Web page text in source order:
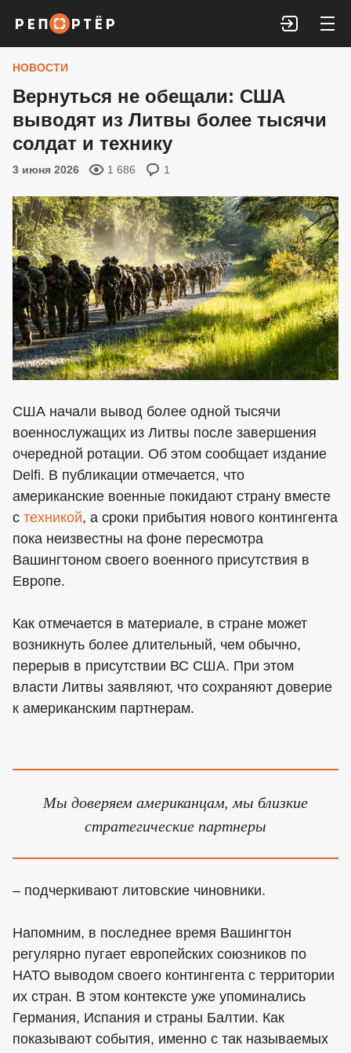
Войти
НОВОСТИ
Вернуться не обещали: США
выводят из Литвы более тысячи
солдат и технику
3 июня 2026 1 686 1
США начали вывод более одной тысячи
военнослужащих из Литвы после завершения
очередной ротации. Об этом сообщает издание
Delfi. В публикации отмечается, что
американские военные покидают страну вместе
с техникой, а сроки прибытия нового контингента
пока неизвестны на фоне пересмотра
Вашингтоном своего военного присутствия в
Европе.
Как отмечается в материале, в стране может
возникнуть более длительный, чем обычно,
перерыв в присутствии ВС США. При этом
власти Литвы заявляют, что сохраняют доверие
к американским партнерам.
Мы доверяем американцам, мы близкие
стратегические партнеры
– подчеркивают литовские чиновники.
Напомним, в последнее время Вашингтон
регулярно пугает европейских союзников по
НАТО выводом своего контингента с территории
их стран. В этом контексте уже упоминались
Германия, Испания и страны Балтии. Как
показывают события, именно с так называемых